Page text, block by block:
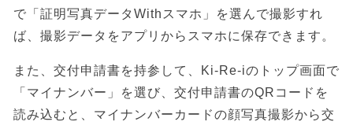
で「証明写真データWithスマホ」を選んで撮影すれ
ば、撮影データをアプリからスマホに保存できます。
また、交付申請書を持参して、Ki-Re-iのトップ画面で
「マイナンバー」を選び、交付申請書のQRコードを
読み込むと、マイナンバーカードの顔写真撮影から交